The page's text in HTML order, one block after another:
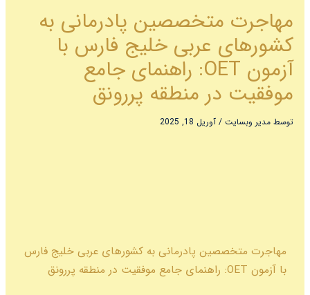
متخصصین پادرمانی به
عربی خلیج فارس با
آزمون OET: راهنمای جامع
در منطقه پررونق
/آوریل 18, 2025
پادرمانی به کشورهای عربی خلیج فارس